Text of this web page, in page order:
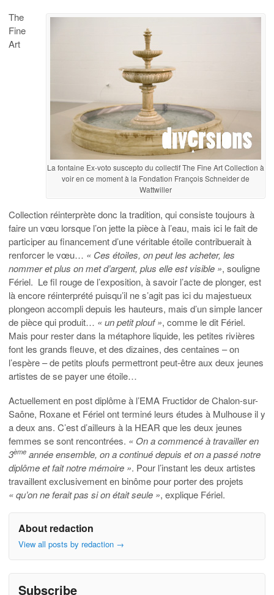
La fontaine Ex-voto suscepto du collectif The Fine Art Collection à
voir en ce moment à la Fondation François Schneider de
Wattwiller
The
Fine
Art
Collection réinterprète donc la tradition, qui consiste toujours à
faire un vœu lorsque l’on jette la pièce à l’eau, mais ici le fait de
participer au financement d’une véritable étoile contribuerait à
renforcer le vœu… « Ces étoiles, on peut les acheter, les
nommer et plus on met d’argent, plus elle est visible », souligne
Fériel. Le fil rouge de l’exposition, à savoir l’acte de plonger, est
là encore réinterprété puisqu’il ne s’agit pas ici du majestueux
plongeon accompli depuis les hauteurs, mais d’un simple lancer
de pièce qui produit… « un petit plouf », comme le dit Fériel.
Mais pour rester dans la métaphore liquide, les petites rivières
font les grands fleuve, et des dizaines, des centaines – on
l’espère – de petits ploufs permettront peut-être aux deux jeunes
artistes de se payer une étoile…
Actuellement en post diplôme à l’EMA Fructidor de Chalon-sur-
Saône, Roxane et Fériel ont terminé leurs études à Mulhouse il y
a deux ans. C’est d’ailleurs à la HEAR que les deux jeunes
femmes se sont rencontrées. « On a commencé à travailler en
3ème année ensemble, on a continué depuis et on a passé notre
diplôme et fait notre mémoire ». Pour l’instant les deux artistes
travaillent exclusivement en binôme pour porter des projets
« qu’on ne ferait pas si on était seule », explique Fériel.
About redaction
View all posts by redaction →
Subscribe